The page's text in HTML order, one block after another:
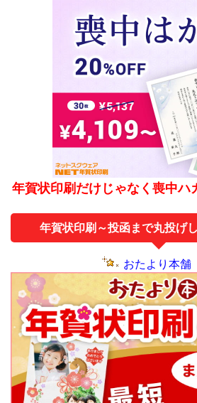
年賀状印刷だけじゃなく喪中ハ
年賀状印刷～投函まで丸投げ
おたより本舗